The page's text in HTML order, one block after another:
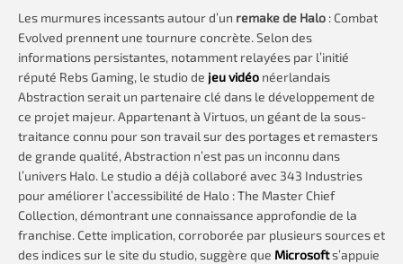
Les murmures incessants autour d’un remake de Halo : Combat
Evolved prennent une tournure concrète. Selon des
informations persistantes, notamment relayées par l’initié
réputé Rebs Gaming, le studio de jeu vidéo néerlandais
Abstraction serait un partenaire clé dans le développement de
ce projet majeur. Appartenant à Virtuos, un géant de la sous-
traitance connu pour son travail sur des portages et remasters
de grande qualité, Abstraction n’est pas un inconnu dans
l’univers Halo. Le studio a déjà collaboré avec 343 Industries
pour améliorer l’accessibilité de Halo : The Master Chief
Collection, démontrant une connaissance approfondie de la
franchise. Cette implication, corroborée par plusieurs sources et
des indices sur le site du studio, suggère que Microsofts’appuie